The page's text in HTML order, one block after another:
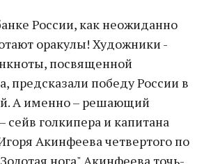
России, как неожиданно
оракулы! Художники -
посвященной
предсказали победу России в
А именно – решающий
голкипера и капитана
Акинфеева четвертого по
нога" Акинфеева точь-